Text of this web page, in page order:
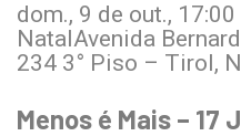
dom., 9 de out.,
NatalAvenida
234 3° Piso – Tirol,
Menos é Mais – 17